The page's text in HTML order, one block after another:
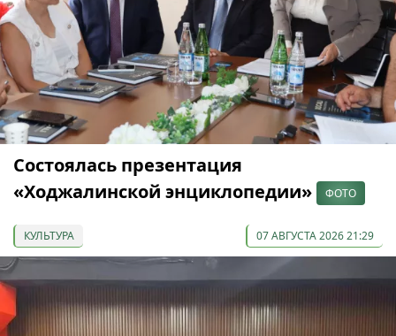
Состоялась презентация
«Ходжалинской энциклопедии»
ФОТО
КУЛЬТУРА 07 АВГУСТА 2026 21:29